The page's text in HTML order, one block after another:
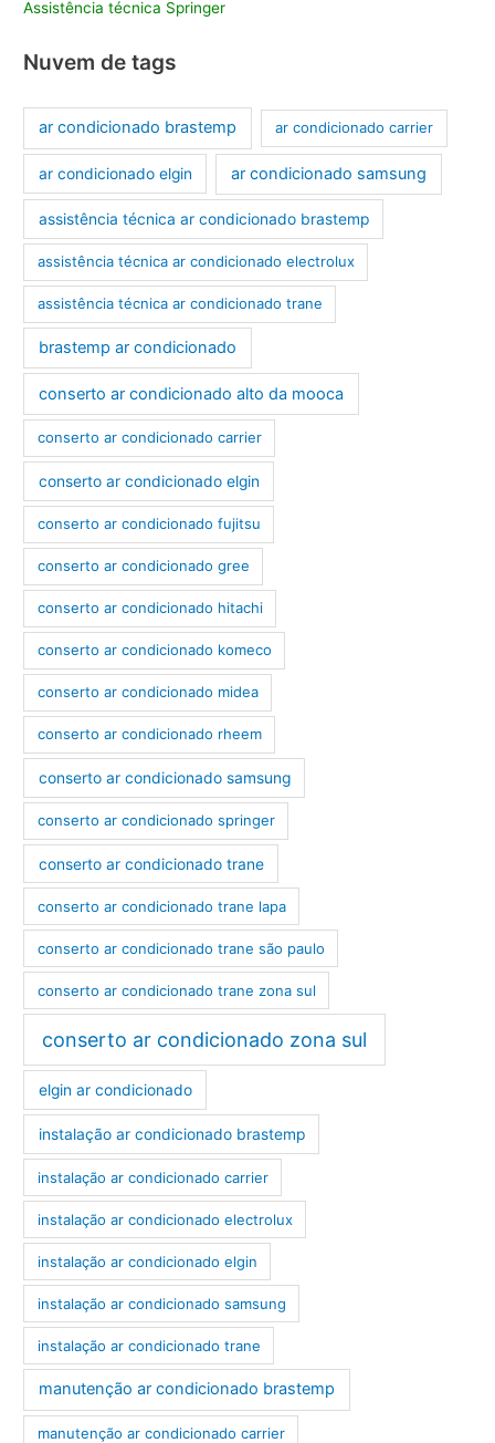
Assistência técnica Springer
Nuvem de tags
ar condicionado brastemp ar condicionado carrier
ar condicionado elgin ar condicionado samsung
assistência técnica ar condicionado brastemp
assistência técnica ar condicionado electrolux
assistência técnica ar condicionado trane
brastemp ar condicionado
conserto ar condicionado alto da mooca
conserto ar condicionado carrier
conserto ar condicionado elgin
conserto ar condicionado fujitsu
conserto ar condicionado gree
conserto ar condicionado hitachi
conserto ar condicionado komeco
conserto ar condicionado midea
conserto ar condicionado rheem
conserto ar condicionado samsung
conserto ar condicionado springer
conserto ar condicionado trane
conserto ar condicionado trane lapa
conserto ar condicionado trane são paulo
conserto ar condicionado trane zona sul
conserto ar condicionado zona sul
elgin ar condicionado
instalação ar condicionado brastemp
instalação ar condicionado carrier
instalação ar condicionado electrolux
instalação ar condicionado elgin
instalação ar condicionado samsung
instalação ar condicionado trane
manutenção ar condicionado brastemp
manutenção ar condicionado carrier